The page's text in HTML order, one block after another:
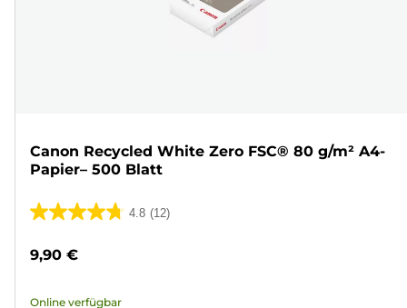
Canon Recycled White Zero FSC® 80 g/m² A4-
Papier– 500 Blatt
4.8 (12)
4.8
5
9,90 €
Online verfügbar